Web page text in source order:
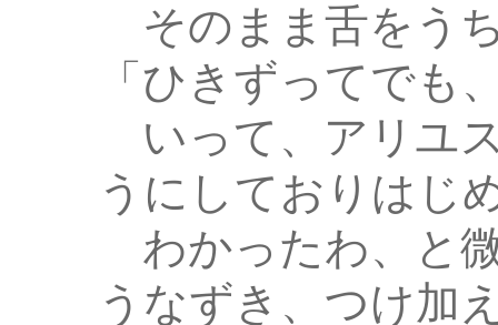
そのまま舌をう
「ひきずってでも
いって、アリユ
うにしておりはじ
わかったわ、と
うなずき、つけ加